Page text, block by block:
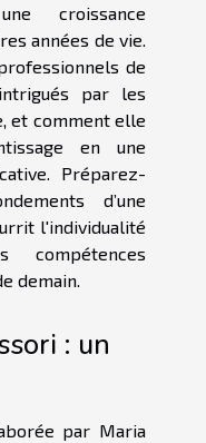
croissance
années de vie.
de
par les
et comment elle
en une
Préparez-
d’une
l'individualité
demain.
: un
par Maria